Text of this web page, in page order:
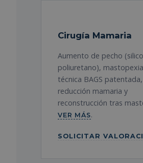
Cirugía Mamaria
Aumento de pecho
poliuretano),
técnica BAGS patentada,
reducción mamaria y
reconstrucción tras
VER MÁS.
SOLICITAR